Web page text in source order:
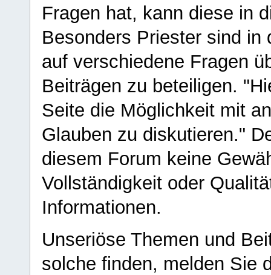
Fragen hat, kann diese in
Besonders Priester sind in
auf verschiedene Fragen
Beiträgen zu beteiligen.
Seite die Möglichkeit mit
Glauben zu diskutieren."
diesem Forum keine
Vollständigkeit oder
Informationen.
Unseriöse Themen und
solche finden, melden Sie